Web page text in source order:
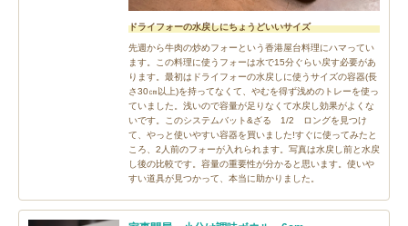
ドライフォーの水戻しにちょうどいいサイズ
先週から牛肉の炒めフォーという香港屋台料理にハマってい
ます。この料理に使うフォーは水で15分ぐらい戻す必要があ
ります。最初はドライフォーの水戻しに使うサイズの容器(長
さ30㎝以上)を持ってなくて、やむを得ず浅めのトレーを使っ
ていました。浅いので容量が足りなくて水戻し効果がよくな
いです。このシステムバット&ざる 1/2 ロングを見つけ
て、やっと使いやすい容器を買いました!すぐに使ってみたと
ころ、2人前のフォーが入れられます。写真は水戻し前と水戻
し後の比較です。容量の重要性が分かると思います。使いや
すい道具が見つかって、本当に助かりました。